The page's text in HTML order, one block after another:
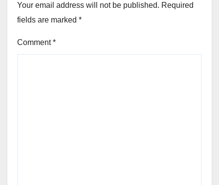
Your email address will not be published. Required
fields are marked *
Comment*